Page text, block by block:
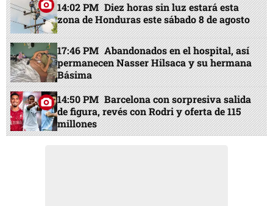
14:02 PM Diez horas sin luz estará esta
zona de Honduras este sábado 8 de agosto
17:46 PM Abandonados en el hospital, así
permanecen Nasser Hilsaca y su hermana
Básima
14:50 PM Barcelona con sorpresiva salida
de figura, revés con Rodri y oferta de 115
millones